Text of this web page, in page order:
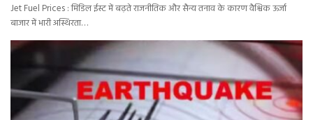
Jet Fuel Prices : मिडिल ईस्ट में बढ़ते राजनीतिक और सैन्य तनाव के कारण वैश्विक ऊर्जा
बाजार में भारी अस्थिरता…